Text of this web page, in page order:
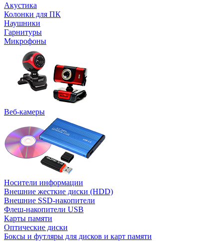
Акустика
Колонки для ПК
Наушники
Гарнитуры
Микрофоны
Веб-камеры
Носители информации
Внешние жесткие диски (HDD)
Внешние SSD-накопители
Флеш-накопители USB
Карты памяти
Оптические диски
Боксы и футляры для дисков и карт памяти